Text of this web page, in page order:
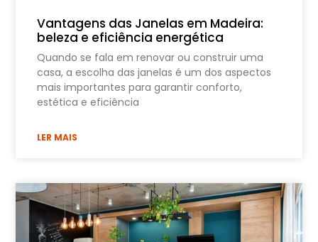
Vantagens das Janelas em Madeira:
beleza e eficiência energética
Quando se fala em renovar ou construir uma
casa, a escolha das janelas é um dos aspectos
mais importantes para garantir conforto,
estética e eficiência
LER MAIS